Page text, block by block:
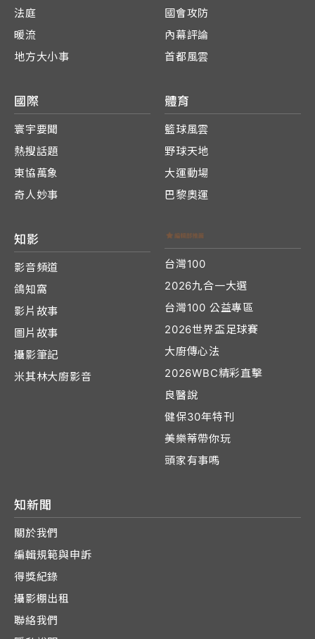
法庭
暖流
地方大小事
國會攻防
內幕評論
首都風雲
國際
寰宇要聞
熱搜話題
東協萬象
奇人妙事
體育
籃球風雲
野球天地
大運動場
巴黎奧運
知影
影音頻道
鴿知窩
影片故事
圖片故事
攝影筆記
米其林大廚影音
台灣100
2026九合一大選
台灣100 公益專區
2026世界盃足球賽
大廚傳心法
2026WBC精彩直擊
良醫說
健保30年特刊
美樂蒂帶你玩
頭家有事嗎
知新聞
關於我們
編輯規範與申訴
得獎紀錄
攝影棚出租
聯絡我們